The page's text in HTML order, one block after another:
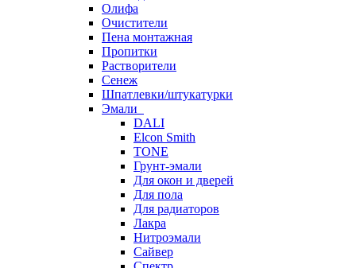
Олифа
Очистители
Пена монтажная
Пропитки
Растворители
Сенеж
Шпатлевки/штукатурки
Эмали
DALI
Elcon Smith
TONE
Грунт-эмали
Для окон и дверей
Для пола
Для радиаторов
Лакра
Нитроэмали
Сайвер